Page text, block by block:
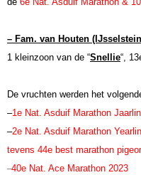
– Fam. van Houten
1 kleinzoon van de “Snellie“,
De vruchten werden het
–1e Nat. Asduif Marathon
–2e Nat. Asduif Marathon
tevens 44e best marathon
–40e Nat. Ace Marathon 2023